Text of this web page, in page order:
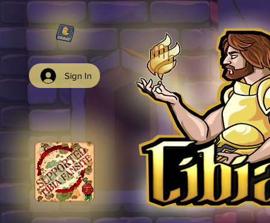
Sign In